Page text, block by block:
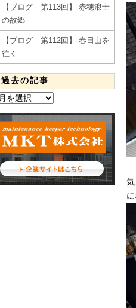
【ブログ 第113回】 赤穂浪士
の故郷
【ブログ 第112回】 春日山を
往く
過去の記事